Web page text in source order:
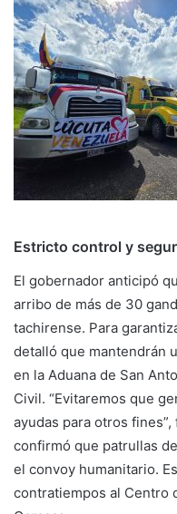
Estricto control y
El gobernador anticipó
arribo de más de 30
tachirense. Para
detalló que mantendrán
en la Aduana de San
Civil. “Evitaremos que
ayudas para otros
confirmó que patrullas
el convoy humanitario.
contratiempos al Centro